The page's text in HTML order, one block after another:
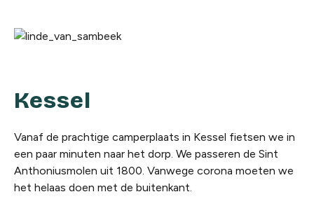
Kessel
Vanaf de prachtige camperplaats in Kessel fietsen we in
een paar minuten naar het dorp. We passeren de Sint
Anthoniusmolen uit 1800. Vanwege corona moeten we
het helaas doen met de buitenkant.